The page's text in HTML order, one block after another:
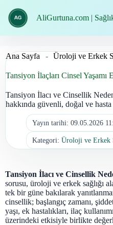
geç
AliGurtuna.com |
Ana Sayfa - Üroloji ve Erkek
Tansiyon İlaçları Cinsel Yaşamı
Tansiyon İlacı ve Cinsellik
hakkında güvenli, doğal ve
Yayın tarihi: 09.05.2026
Kategori: Üroloji ve Erkek
Tansiyon İlacı ve Cinsellik
sorusu, üroloji ve erkek sağlığı
tek bir güne bakılarak
cinsellik; başlangıç zamanı,
yaşı, ek hastalıkları, ilaç
üzerindeki etkisiyle birlikte